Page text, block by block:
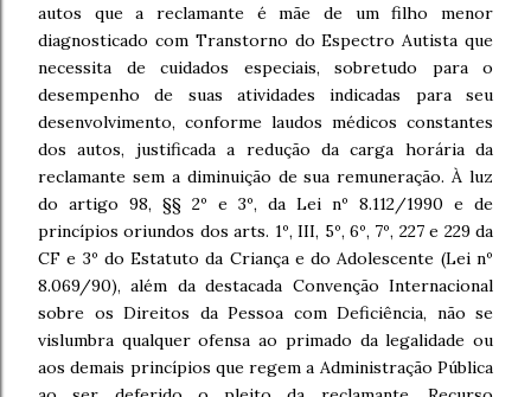
autos que a reclamante é mãe de um filho menor
diagnosticado com Transtorno do Espectro Autista que
necessita de cuidados especiais, sobretudo para o
desempenho de suas atividades indicadas para seu
desenvolvimento, conforme laudos médicos constantes
dos autos, justificada a redução da carga horária da
reclamante sem a diminuição de sua remuneração. À luz
do artigo 98, §§ 2º e 3º, da Lei nº 8.112/1990 e de
princípios oriundos dos arts. 1º, III, 5º, 6º, 7º, 227 e 229 da
CF e 3º do Estatuto da Criança e do Adolescente (Lei nº
8.069/90), além da destacada Convenção Internacional
sobre os Direitos da Pessoa com Deficiência, não se
vislumbra qualquer ofensa ao primado da legalidade ou
aos demais princípios que regem a Administração Pública